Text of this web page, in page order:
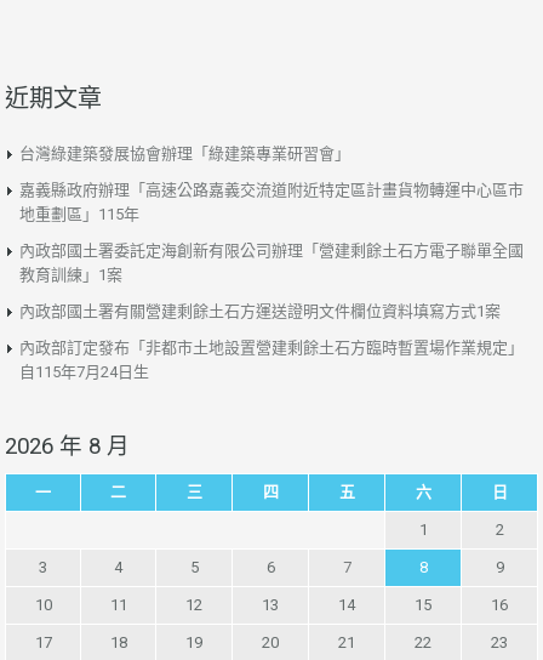
近期文章
台灣綠建築發展協會辦理「綠建築專業研習會」
嘉義縣政府辦理「高速公路嘉義交流道附近特定區計畫貨物轉運中心區市
地重劃區」115年
內政部國土署委託定海創新有限公司辦理「營建剩餘土石方電子聯單全國
教育訓練」1案
內政部國土署有關營建剩餘土石方運送證明文件欄位資料填寫方式1案
內政部訂定發布「非都市土地設置營建剩餘土石方臨時暫置場作業規定」
自115年7月24日生
2026 年 8 月
一 二 三 四 五 六 日
1 2
3 4 5 6 7 8 9
10 11 12 13 14 15 16
17 18 19 20 21 22 23